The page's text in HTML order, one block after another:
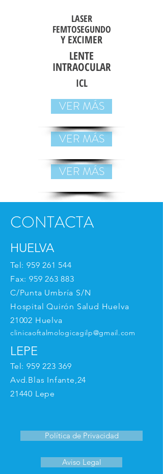
LASER
FEMTOSEGUNDO
Y EXCIMER
LENTE
INTRAOCULAR
ICL
VER MÁS
VER MÁS
VER MÁS
CONTACTA
HUELVA
Tel: 959 261 544
Fax: 959 263 883
C/Punta Umbría S/N
Hospital Quirón Salud Huelva
21002 Huelva
clinicaoftalmologicagilp@gmail.com
LEPE
Tel: 959 223 369
Avd.Blas Infante,24
21440 Lepe
Política de Privacidad
Aviso Legal